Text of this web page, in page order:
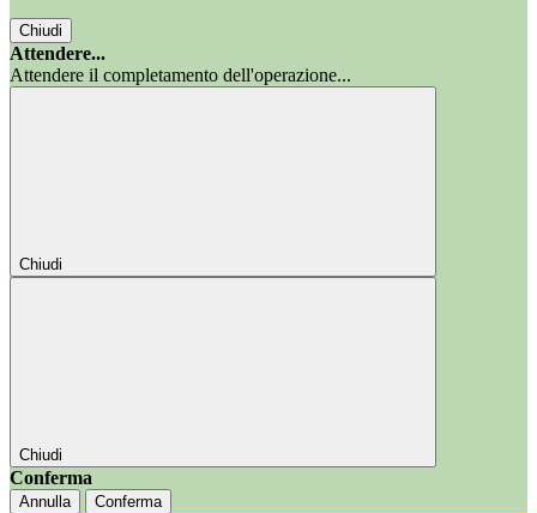
Chiudi
Attendere...
Attendere il completamento dell'operazione...
Chiudi
Chiudi
Conferma
Annulla Conferma